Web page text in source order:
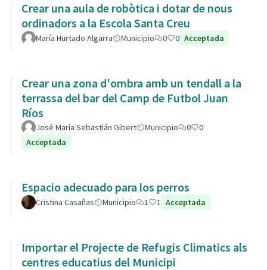
Crear una aula de robòtica i dotar de nous
ordinadors a la Escola Santa Creu
María Hurtado Algarra Municipio 0 0 Acceptada
Crear una zona d'ombra amb un tendall a la
terrassa del bar del Camp de Futbol Juan
Ríos
José María Sebastián Gibert Municipio 0
0
Acceptada
Espacio adecuado para los perros
Cristina Casañas Municipio 1 1 Acceptada
Importar el Projecte de Refugis Climatics als
centres educatius del Municipi